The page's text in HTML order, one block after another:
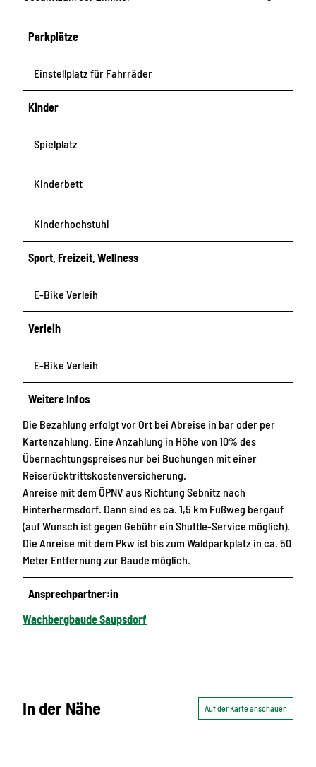
Parkplätze
Einstellplatz für Fahrräder
Kinder
Spielplatz
Kinderbett
Kinderhochstuhl
Sport, Freizeit, Wellness
E-Bike Verleih
Verleih
E-Bike Verleih
Weitere Infos
Die Bezahlung erfolgt vor Ort bei Abreise in bar oder per
Kartenzahlung. Eine Anzahlung in Höhe von 10% des
Übernachtungspreises nur bei Buchungen mit einer
Reiserücktrittskostenversicherung.
Anreise mit dem ÖPNV aus Richtung Sebnitz nach
Hinterhermsdorf. Dann sind es ca. 1,5 km Fußweg bergauf
(auf Wunsch ist gegen Gebühr ein Shuttle-Service möglich).
Die Anreise mit dem Pkw ist bis zum Waldparkplatz in ca. 50
Meter Entfernung zur Baude möglich.
Ansprechpartner:in
Wachbergbaude Saupsdorf
In der Nähe Auf der Karte anschauen